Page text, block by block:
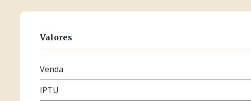
Valores
Venda
IPTU